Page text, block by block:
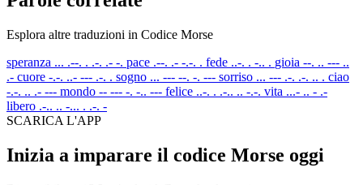
Esplora altre traduzioni in Codice Morse
speranza ... .--. . .-. .- -. pace .--. .- -.-. . fede ..-. . -.. . gioia --. .. --- ..
.- cuore -.-. ..- --- .-. . sogno ... --- --. -. --- sorriso ... --- .-. .-. .. . ciao
-.-. .. .- --- mondo -- --- -. -.. --- felice ..-. . .-.. .. -.-. vita ...- .. - .-
libero .-.. .. -... . .-. -
SCARICA L'APP
Inizia a imparare il codice Morse oggi